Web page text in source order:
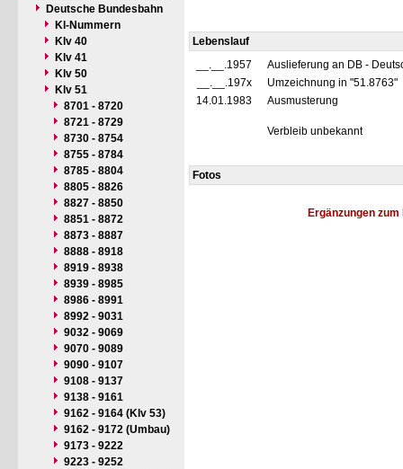
Deutsche Bundesbahn
Kl-Nummern
Klv 40
Klv 41
Klv 50
Klv 51
8701 - 8720
8721 - 8729
8730 - 8754
8755 - 8784
8785 - 8804
8805 - 8826
8827 - 8850
8851 - 8872
8873 - 8887
8888 - 8918
8919 - 8938
8939 - 8985
8986 - 8991
8992 - 9031
9032 - 9069
9070 - 9089
9090 - 9107
9108 - 9137
9138 - 9161
9162 - 9164 (Klv 53)
9162 - 9172 (Umbau)
9173 - 9222
9223 - 9252
Lebenslauf
__.__.1957
Auslieferung an DB -
__.__.197x
Umzeichnung in "51.8763"
14.01.1983
Ausmusterung
Verbleib unbekannt
Fotos
Ergänzungen